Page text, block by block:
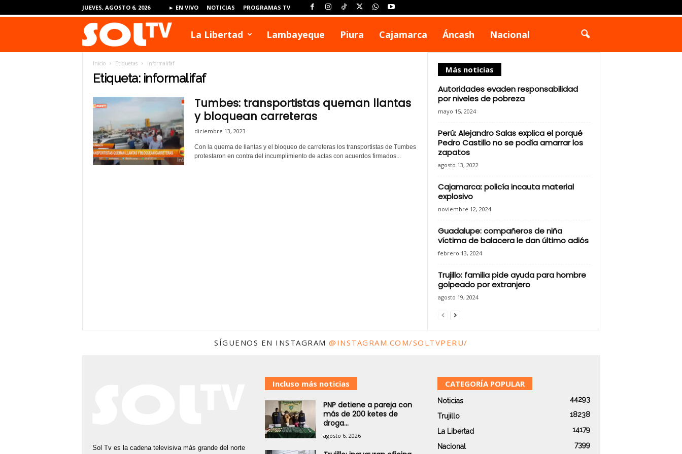
JUEVES, AGOSTO 6, 2026 ► EN VIVO NOTICIAS PROGRAMAS TV
L
T
La Libertad Lambayeque Piura Cajamarca Áncash Nacional
Inicio Etiquetas Informalifaf
Etiqueta: informalifaf
Tumbes: transportistas queman llantas
y bloquean carreteras
diciembre 13, 2023
Con la quema de llantas y el bloqueo de carreteras los transportistas de Tumbes
protestaron en contra del incumplimiento de actas con acuerdos firmados...
Más noticias
Autoridades evaden responsabilidad
por niveles de pobreza
mayo 15, 2024
Perú: Alejandro Salas explica el porqué
Pedro Castillo no se podía amarrar los
zapatos
agosto 13, 2022
Cajamarca: policía incauta material
explosivo
noviembre 12, 2024
Guadalupe: compañeros de niña
víctima de balacera le dan último adiós
febrero 13, 2024
Trujillo: familia pide ayuda para hombre
golpeado por extranjero
agosto 19, 2024
SÍGUENOS EN INSTAGRAM@INSTAGRAM.COM/SOLTVPERU/
Sol Tv es la cadena televisiva más grande del norte
Incluso más noticias
PNP detiene a pareja con
más de 200 ketes de
droga...
agosto 6, 2026
CATEGORÍA POPULAR
Noticias 44293
Trujillo 18238
La Libertad 14179
Nacional 7399